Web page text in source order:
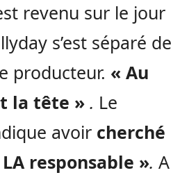
revenu sur le jour
s’est séparé de
producteur. « Au
la tête » . Le
avoir cherché
responsable ». A